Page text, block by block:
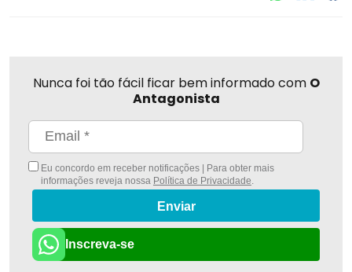
Nunca foi tão fácil ficar bem informado com O
Antagonista
Eu concordo em receber notificações | Para obter mais
informações reveja nossa Política de Privacidade
Enviar
Inscreva-se